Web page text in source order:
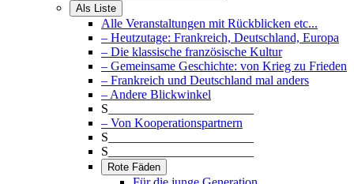
Als Liste
Alle Veranstaltungen mit Rückblicken etc...
– Heutzutage: Frankreich, Deutschland, Europa
– Die klassische französische Kultur
– Gemeinsame Geschichte: von Krieg zu Frieden
– Frankreich und Deutschland mal anders
– Andere Blickwinkel
S_______________________
– Von Kooperationspartnern
S_______________________
S_______________________
Rote Fäden